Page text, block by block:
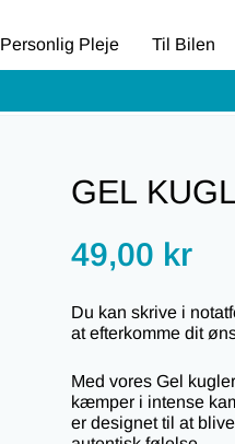
Personlig Pleje Til Bilen
GEL
Regular
price
49,00 kr
Du kan skrive i
at efterkomme dit
Med vores Gel
kæmper i intense
er designet til at